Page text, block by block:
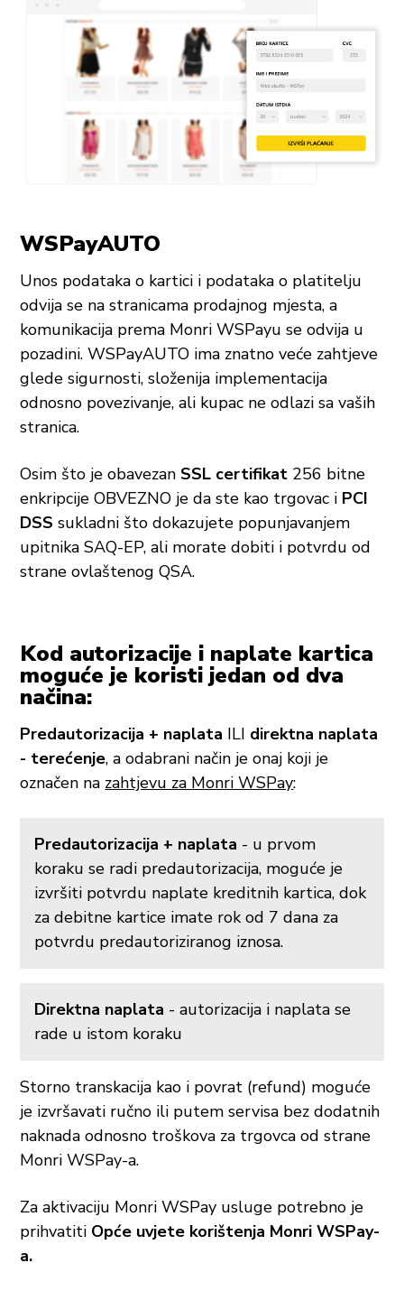
WSPayAUTO
Unos podataka o kartici i podataka o platitelju
odvija se na stranicama prodajnog mjesta, a
komunikacija prema Monri WSPayu se odvija u
pozadini. WSPayAUTO ima znatno veće zahtjeve
glede sigurnosti, složenija implementacija
odnosno povezivanje, ali kupac ne odlazi sa vaših
stranica.
Osim što je obavezanSSL certifikat 256 bitne
enkripcije OBVEZNO je da ste kao trgovac i PCI
DSS sukladni što dokazujete popunjavanjem
upitnika SAQ-EP, ali morate dobiti i potvrdu od
strane ovlaštenog QSA.
Kod autorizacije i naplate kartica
moguće je koristi jedan od dva
načina:
Predautorizacija + naplata ILI direktna naplata
- terećenje, a odabrani način je onaj koji je
označen na zahtjevu za Monri WSPay:
Predautorizacija + naplata - u prvom
koraku se radi predautorizacija, moguće je
izvršiti potvrdu naplate kreditnih kartica, dok
za debitne kartice imate rok od 7 dana za
potvrdu predautoriziranog iznosa.
Direktna naplata - autorizacija i naplata se
rade u istom koraku
Storno transkacija kao i povrat (refund) moguće
je izvršavati ručno ili putem servisa bez dodatnih
naknada odnosno troškova za trgovca od strane
Monri WSPay-a.
Za aktivaciju Monri WSPay usluge potrebno je
prihvatiti Opće uvjete korištenja Monri WSPay-
a.